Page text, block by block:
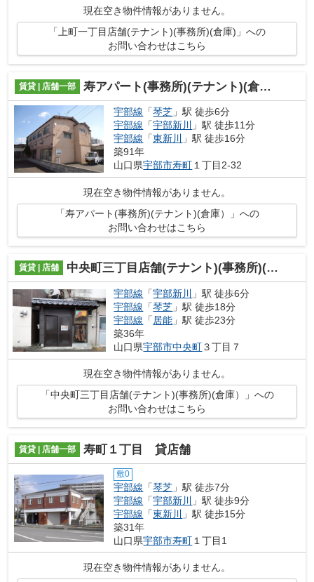
現在空き物件情報がありません。
「上町一丁目店舗(テナント)(事務所)(倉庫)」への
お問い合わせはこちら
賃貸 | 店舗一部 寿アパート(事務所)(テナント)(倉庫）
宇部線 「琴芝 」駅 徒歩6分
宇部線 「宇部新川
」駅 徒歩11分
宇部線 「東新川
」駅 徒歩16分
築91年
山口県宇部市寿町１丁目2-32
現在空き物件情報がありません。
「寿アパート(事務所)(テナント)(倉庫）」への
お問い合わせはこちら
賃貸 | 店舗 中央町三丁目店舗(テナント)(事務所)(倉庫）
宇部線 「宇部新川
」駅 徒歩6分
宇部線 「琴芝 」駅 徒歩18分
宇部線 「 居能 」駅 徒歩23分
築36年
山口県宇部市中央町３丁目７
現在空き物件情報がありません。
「中央町三丁目店舗(テナント)(事務所)(倉庫）」への
お問い合わせはこちら
賃貸 | 店舗一部 寿町１丁目 貸店舗
敷0
宇部線 「琴芝 」駅 徒歩7分
宇部線 「宇部新川
」駅 徒歩9分
宇部線 「東新川
」駅 徒歩15分
築31年
山口県宇部市寿町 １丁目1
現在空き物件情報がありません。